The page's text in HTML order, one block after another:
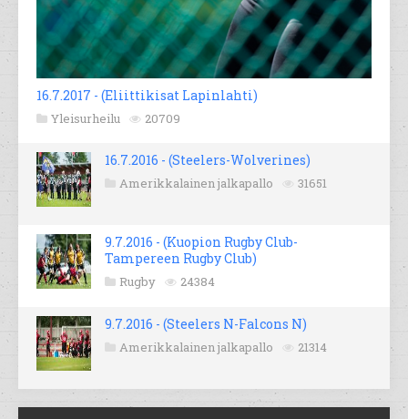
16.7.2017 - (Eliittikisat Lapinlahti)
Yleisurheilu 20709
16.7.2016 - (Steelers-Wolverines)
Amerikkalainen jalkapallo 31651
9.7.2016 - (Kuopion Rugby Club-
Tampereen Rugby Club)
Rugby 24384
9.7.2016 - (Steelers N-Falcons N)
Amerikkalainen jalkapallo 21314